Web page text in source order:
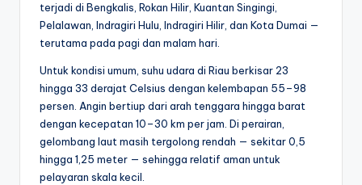
terjadi di Bengkalis, Rokan Hilir, Kuantan Singingi,
Pelalawan, Indragiri Hulu, Indragiri Hilir, dan Kota Dumai —
terutama pada pagi dan malam hari.
Untuk kondisi umum, suhu udara di Riau berkisar 23
hingga 33 derajat Celsius dengan kelembapan 55–98
persen. Angin bertiup dari arah tenggara hingga barat
dengan kecepatan 10–30 km per jam. Di perairan,
gelombang laut masih tergolong rendah — sekitar 0,5
hingga 1,25 meter — sehingga relatif aman untuk
pelayaran skala kecil.